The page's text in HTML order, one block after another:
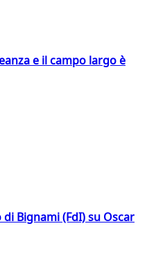
e il campo largo è
Bignami (FdI) su Oscar